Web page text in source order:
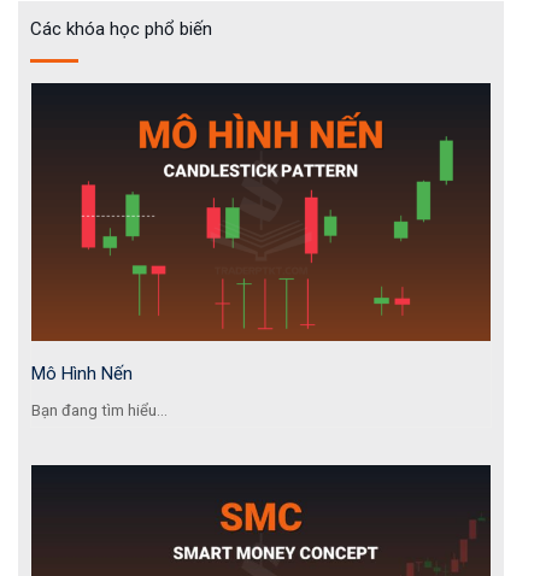
Các khóa học phổ biến
Mô Hình Nến
Bạn đang tìm hiểu...